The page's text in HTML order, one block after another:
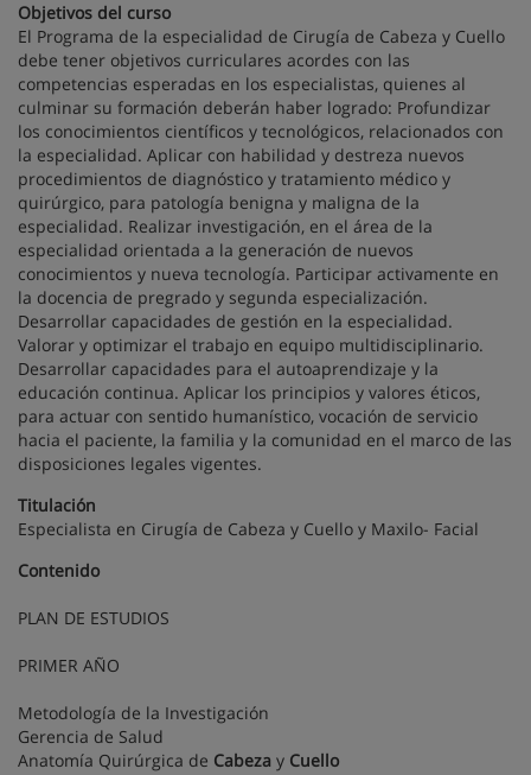
Objetivos del curso
El Programa de la especialidad de Cirugía de Cabeza y Cuello
debe tener objetivos curriculares acordes con las
competencias esperadas en los especialistas, quienes al
culminar su formación deberán haber logrado: Profundizar
los conocimientos científicos y tecnológicos, relacionados con
la especialidad. Aplicar con habilidad y destreza nuevos
procedimientos de diagnóstico y tratamiento médico y
quirúrgico, para patología benigna y maligna de la
especialidad. Realizar investigación, en el área de la
especialidad orientada a la generación de nuevos
conocimientos y nueva tecnología. Participar activamente en
la docencia de pregrado y segunda especialización.
Desarrollar capacidades de gestión en la especialidad.
Valorar y optimizar el trabajo en equipo multidisciplinario.
Desarrollar capacidades para el autoaprendizaje y la
educación continua. Aplicar los principios y valores éticos,
para actuar con sentido humanístico, vocación de servicio
hacia el paciente, la familia y la comunidad en el marco de las
disposiciones legales vigentes.
Titulación
Especialista en Cirugía de Cabeza y Cuello y Maxilo- Facial
Contenido
PLAN DE ESTUDIOS
PRIMER AÑO
Metodología de la Investigación
Gerencia de Salud
Anatomía Quirúrgica de Cabeza y Cuello